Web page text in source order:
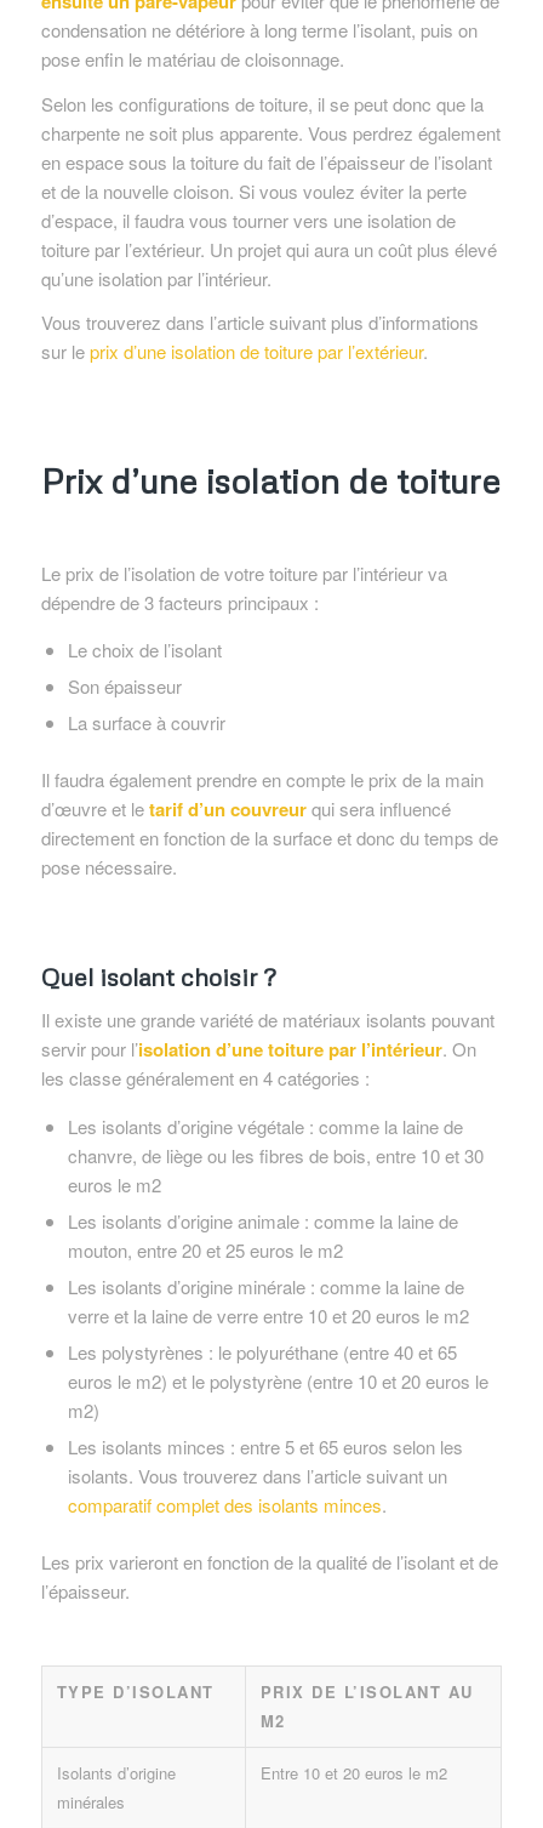
condensation ne détériore à long terme l’isolant, puis on
pose enfin le matériau de cloisonnage.
Selon les configurations de toiture, il se peut donc que la
charpente ne soit plus apparente. Vous perdrez également
en espace sous la toiture du fait de l’épaisseur de l’isolant
et de la nouvelle cloison. Si vous voulez éviter la perte
d’espace, il faudra vous tourner vers une isolation de
toiture par l’extérieur. Un projet qui aura un coût plus élevé
qu’une isolation par l’intérieur.
Vous trouverez dans l’article suivant plus d’informations
sur leprix d’une isolation de toiture par l’extérieur.
Prix d’une isolation de toiture
Le prix de l’isolation de votre toiture par l’intérieur va
dépendre de 3 facteurs principaux :
Le choix de l’isolant
Son épaisseur
La surface à couvrir
Il faudra également prendre en compte le prix de la main
d’œuvre et letarif d’un couvreurqui sera influencé
directement en fonction de la surface et donc du temps de
pose nécessaire.
Quel isolant choisir ?
Il existe une grande variété de matériaux isolants pouvant
servir pour l’isolation d’une toiture par l’intérieur. On
les classe généralement en 4 catégories :
Les isolants d’origine végétale : comme la laine de
chanvre, de liège ou les fibres de bois, entre 10 et 30
euros le m2
Les isolants d’origine animale : comme la laine de
mouton, entre 20 et 25 euros le m2
Les isolants d’origine minérale : comme la laine de
verre et la laine de verre entre 10 et 20 euros le m2
Les polystyrènes : le polyuréthane (entre 40 et 65
euros le m2) et le polystyrène (entre 10 et 20 euros le
m2)
Les isolants minces : entre 5 et 65 euros selon les
isolants. Vous trouverez dans l’article suivant un
comparatif complet des isolants minces.
Les prix varieront en fonction de la qualité de l’isolant et de
l’épaisseur.
TYPE D’ISOLANT
PRIX DE L’ISOLANT AU
M2
Isolants d’origine
minérales
Entre 10 et 20 euros le m2